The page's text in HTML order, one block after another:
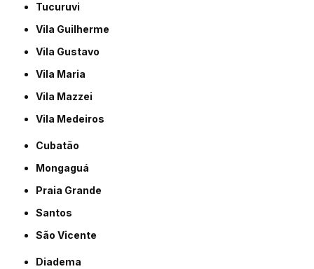
Tucuruvi
Vila Guilherme
Vila Gustavo
Vila Maria
Vila Mazzei
Vila Medeiros
Cubatão
Mongaguá
Praia Grande
Santos
São Vicente
Diadema